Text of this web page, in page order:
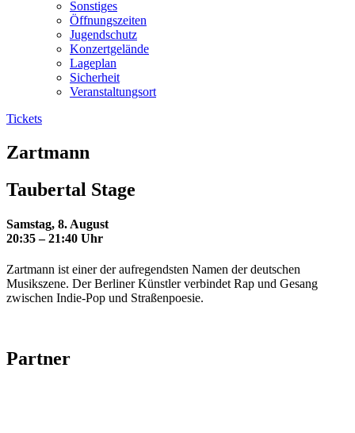
Sonstiges
Öffnungszeiten
Jugendschutz
Konzertgelände
Lageplan
Sicherheit
Veranstaltungsort
Tickets
Zartmann
Taubertal Stage
Samstag, 8. August
20:35 – 21:40 Uhr
Zartmann ist einer der aufregendsten Namen der deutschen
Musikszene. Der Berliner Künstler verbindet Rap und Gesang
zwischen Indie-Pop und Straßenpoesie.
Partner